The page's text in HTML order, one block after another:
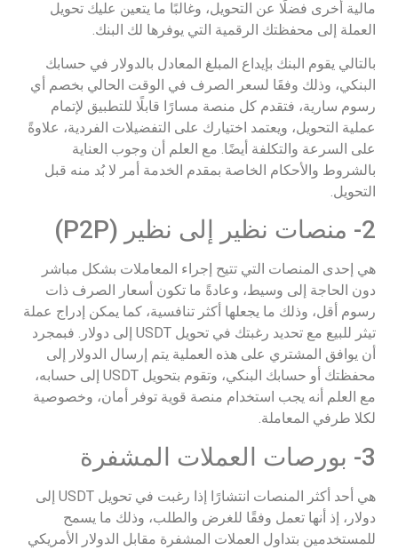
مالية أخرى فضلًا عن التحويل، وغالبًا ما يتعين عليك تحويل
العملة إلى محفظتك الرقمية التي يوفرها لك البنك.
بالتالي يقوم البنك بإيداع المبلغ المعادل بالدولار في حسابك
البنكي، وذلك وفقَا لسعر الصرف في الوقت الحالي بخصم أي
رسوم سارية، فتقدم كل منصة مسارًا قابلًا للتطبيق لإتمام
عملية التحويل، ويعتمد اختيارك على التفضيلات الفردية، علاوةً
على السرعة والتكلفة أيضًا. مع العلم أن وجوب العناية
بالشروط والأحكام الخاصة بمقدم الخدمة أمر لا بُد منه قبل
التحويل.
2- منصات نظير إلى نظير (P2P)
هي إحدى المنصات التي تتيح إجراء المعاملات بشكل مباشر
دون الحاجة إلى وسيط، وعادةً ما تكون أسعار الصرف ذات
رسوم أقل، وذلك ما يجعلها أكثر تنافسية، كما يمكن إدراج عملة
تيثر للبيع مع تحديد رغبتك في تحويل USDT إلى دولار. فبمجرد
أن يوافق المشتري على هذه العملية يتم إرسال الدولار إلى
محفظتك أو حسابك البنكي، وتقوم بتحويل USDT إلى حسابه،
مع العلم أنه يجب استخدام منصة قوية توفر أمان، وخصوصية
لكلا طرفي المعاملة.
3- بورصات العملات المشفرة
هي أحد أكثر المنصات انتشارًا إذا رغبت في تحويل USDT إلى
دولار، إذ أنها تعمل وفقًا للغرض والطلب، وذلك ما يسمح
للمستخدمين بتداول العملات المشفرة مقابل الدولار الأمريكي